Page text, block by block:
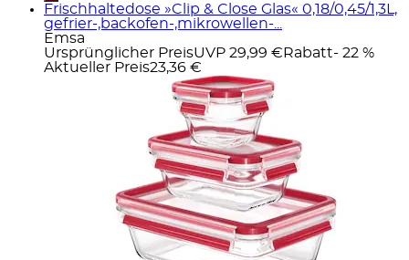
Frischhaltedose »Clip & Close Glas« 0,18/0,45/1,3L,
gefrier-,backofen-,mikrowellen-...
Emsa
Ursprünglicher PreisUVP 29,99 € Rabatt- 22 %
Aktueller Preis23,36 €